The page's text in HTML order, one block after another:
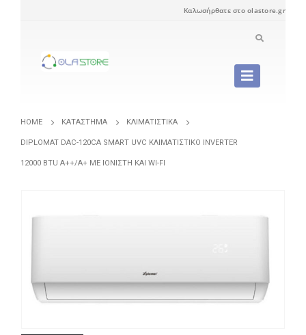
Καλωσήρθατε στο olastore.gr
HOME ΚΑΤΆΣΤΗΜΑ ΚΛΙΜΑΤΙΣΤΙΚΆ
DIPLOMAT DAC-120CA SMART UVC ΚΛΙΜΑΤΙΣΤΙΚΌ INVERTER
12000 BTU A++/A+ ΜΕ ΙΟΝΙΣΤΉ ΚΑΙ WI-FI